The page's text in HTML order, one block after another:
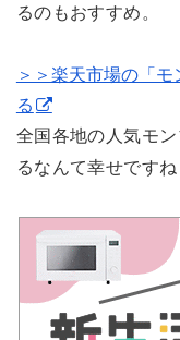
るのもおすすめ。
＞＞楽天市場の「
る
全国各地の人気モ
るなんて幸せですね